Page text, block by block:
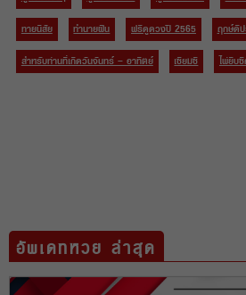
ทายนิสัย
ทำนายฝัน ฟรีดูดวงปี 2565
ฤกษ์ดี
สำหรับท่านที่เกิดวันจันทร์ – อาทิตย์
เซียมซี ไพ่ยิบ
อัพเดทหวย ล่าสุด